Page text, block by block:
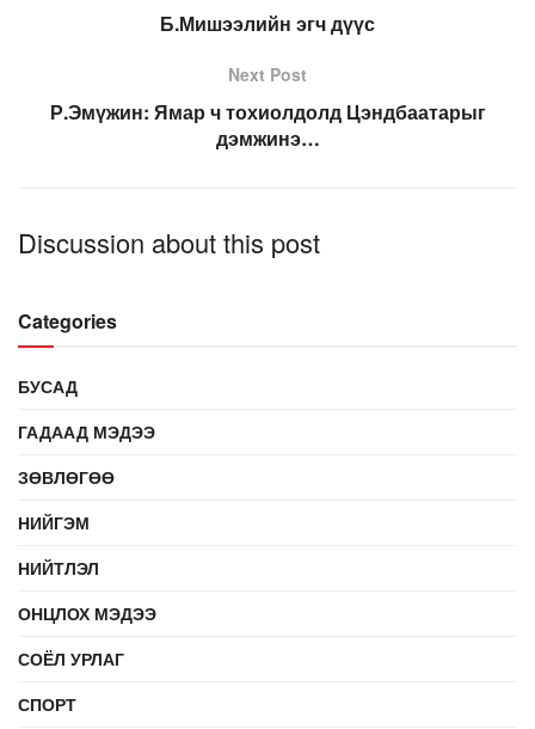
Б.Мишээлийн эгч дүүс
Next Post
Р.Эмүжин: Ямар ч тохиолдолд Цэндбаатарыг
дэмжинэ…
Discussion about this post
Categories
БУСАД
ГАДААД МЭДЭЭ
ЗӨВЛӨГӨӨ
НИЙГЭМ
НИЙТЛЭЛ
ОНЦЛОХ МЭДЭЭ
СОЁЛ УРЛАГ
СПОРТ